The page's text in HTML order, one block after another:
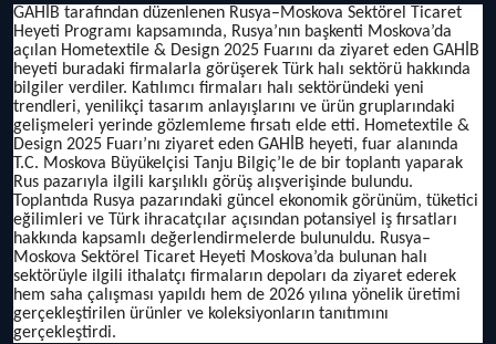
GAHİB tarafından düzenlenen Rusya–Moskova Sektörel Ticaret
Heyeti Programı kapsamında, Rusya’nın başkenti Moskova’da
açılan Hometextile & Design 2025 Fuarını da ziyaret eden GAHİB
heyeti buradaki firmalarla görüşerek Türk halı sektörü hakkında
bilgiler verdiler. Katılımcı firmaları halı sektöründeki yeni
trendleri, yenilikçi tasarım anlayışlarını ve ürün gruplarındaki
gelişmeleri yerinde gözlemleme fırsatı elde etti. Hometextile &
Design 2025 Fuarı’nı ziyaret eden GAHİB heyeti, fuar alanında
T.C. Moskova Büyükelçisi Tanju Bilgiç’le de bir toplantı yaparak
Rus pazarıyla ilgili karşılıklı görüş alışverişinde bulundu.
Toplantıda Rusya pazarındaki güncel ekonomik görünüm, tüketici
eğilimleri ve Türk ihracatçılar açısından potansiyel iş fırsatları
hakkında kapsamlı değerlendirmelerde bulunuldu. Rusya–
Moskova Sektörel Ticaret Heyeti Moskova’da bulunan halı
sektörüyle ilgili ithalatçı firmaların depoları da ziyaret ederek
hem saha çalışması yapıldı hem de 2026 yılına yönelik üretimi
gerçekleştirilen ürünler ve koleksiyonların tanıtımını
gerçekleştirdi.